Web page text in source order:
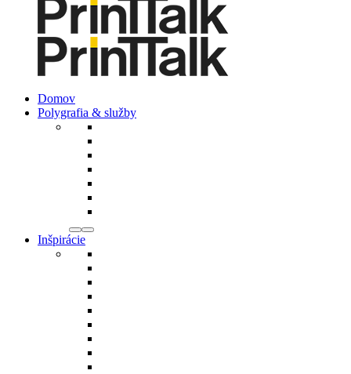
Domov
Polygrafia & služby
Inšpirácie